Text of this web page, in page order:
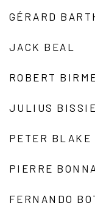
GÉRARD
JACK BEAL
ROBERT
JULIUS
PETER BLAKE
PIERRE
FERNANDO